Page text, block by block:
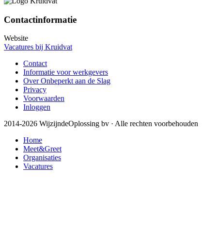
Contactinformatie
Website
Vacatures bij Kruidvat
Contact
Informatie voor werkgevers
Over Onbeperkt aan de Slag
Privacy
Voorwaarden
Inloggen
2014-2026 WijzijndeOplossing bv · Alle rechten voorbehouden
Home
Meet&Greet
Organisaties
Vacatures